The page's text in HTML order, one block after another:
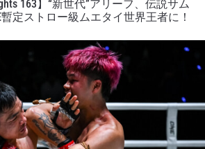
163】“新世代”アリーフ、伝説サム
暫定ストロー級ムエタイ世界王者に！